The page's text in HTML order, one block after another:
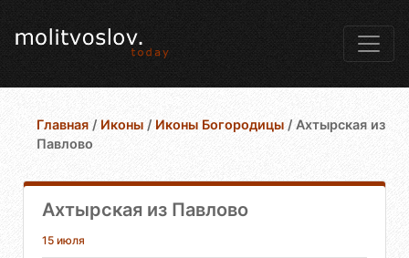
Главная / Иконы / Иконы Богородицы / Ахтырская из
Павлово
Ахтырская из Павлово
15 июля